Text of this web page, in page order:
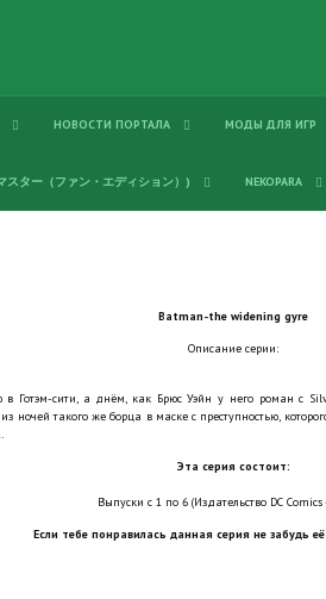
НОВОСТИ ПОРТАЛА МОДЫ ДЛЯ ИГР
スター（ファン・エディション）) NEKOPARA
Batman-the widening gyre
Описание серии:
в Готэм-сити, а днём, как Брюс Уэйн у него роман с
ночей такого же борца в маске с преступностью,
Эта серия состоит:
Выпуски с 1 по 6 (Издательство DC Comics
Если тебе понравилась данная серия не забудь